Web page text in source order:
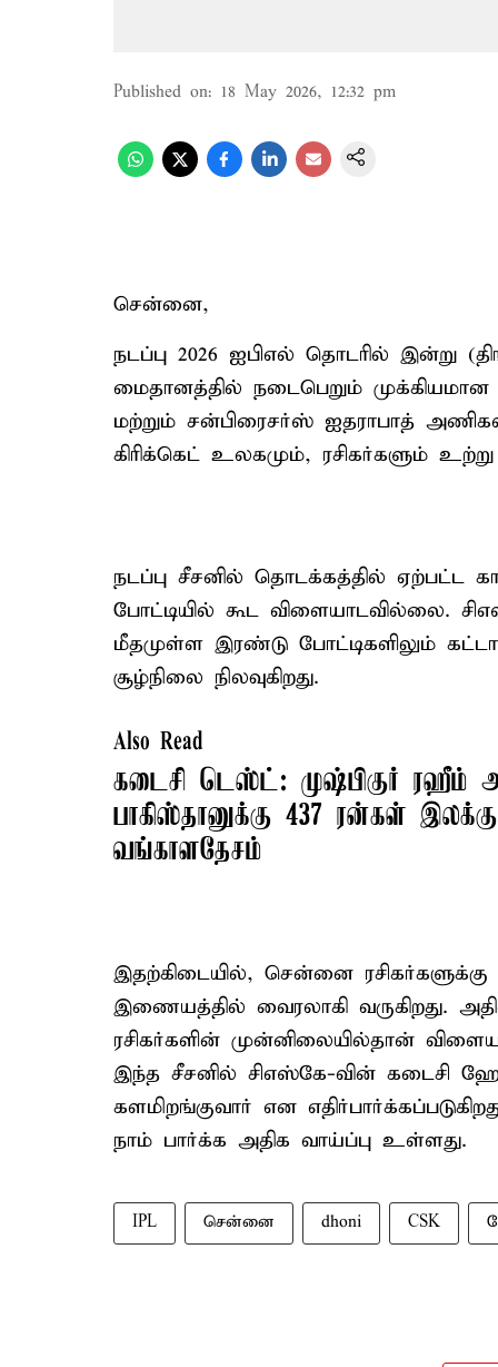
Published on: 18 May 2026, 12:32 pm
சென்னை,
நடப்பு 2026 ஐபிஎல் தொடரில் இன்று
மைதானத்தில் நடைபெறும்
மற்றும் சன்பிரைசர்ஸ் ஐதராபாத்
கிரிக்கெட் உலகமும், ரசிகர்களும்
நடப்பு சீசனில் தொடக்கத்தில் ஏற்பட்ட
போட்டியில் கூட விளையாடவில்லை.
மீதமுள்ள இரண்டு போட்டிகளிலும்
சூழ்நிலை நிலவுகிறது.
Also Read
கடைசி டெஸ்ட்: முஷ்பிகுர் ரஹீம்
பாகிஸ்தானுக்கு 437 ரன்கள்
வங்காளதேசம்
இதற்கிடையில், சென்னை
இணையத்தில் வைரலாகி வருகிறது.
ரசிகர்களின் முன்னிலையில்தான்
இந்த சீசனில் சிஎஸ்கே-வின் கடைசி
களமிறங்குவார் என
நாம் பார்க்க அதிக வாய்ப்பு உள்ளது.
IPL சென்னை dhoni CSK